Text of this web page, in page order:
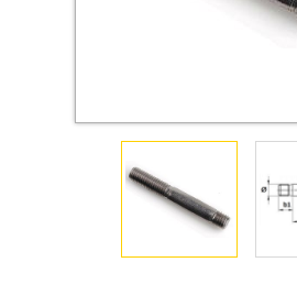
Крюки, кольца с
Крюки, кольца с шурупной
Оснастка и аксессуары